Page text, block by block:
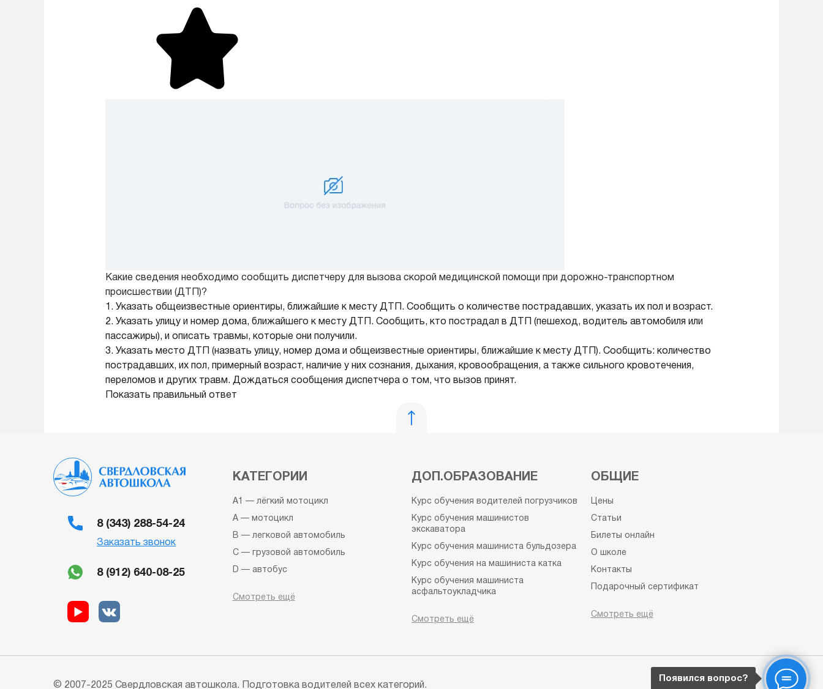
Какие сведения необходимо сообщить диспетчеру для вызова скорой медицинской помощи при дорожно-транспортном
происшествии (ДТП)?
1. Указать общеизвестные ориентиры, ближайшие к месту ДТП. Сообщить о количестве пострадавших, указать их пол и возраст.
2. Указать улицу и номер дома, ближайшего к месту ДТП. Сообщить, кто пострадал в ДТП (пешеход, водитель автомобиля или
пассажиры), и описать травмы, которые они получили.
3. Указать место ДТП (назвать улицу, номер дома и общеизвестные ориентиры, ближайшие к месту ДТП). Сообщить: количество
пострадавших, их пол, примерный возраст, наличие у них сознания, дыхания, кровообращения, а также сильного кровотечения,
переломов и других травм. Дождаться сообщения диспетчера о том, что вызов принят.
Показать правильный ответ
8 (343) 288-54-24
Заказать звонок
8 (912) 640-08-25
КАТЕГОРИИ
A1 — лёгкий мотоцикл
A — мотоцикл
B — легковой автомобиль
C — грузовой автомобиль
D — автобус
CE — грузовой автомобиль с
Автошкола выходного дня
Смотреть ещё
ДОП.ОБРАЗОВАНИЕ
Курс обучения водителей погрузчиков
Курс обучения машинистов
экскаватора
Курс обучения машиниста бульдозера
Курс обучения на машиниста катка
Курс обучения машиниста
асфальтоукладчика
автогрейдера
Судовождение
Смотреть ещё
ОБЩИЕ
Цены
Статьи
Билеты онлайн
О школе
Контакты
Подарочный сертификат
Политика конфиденциальности
Смотреть ещё
© 2007-2025 Свердловская автошкола. Подготовка водителей всех категорий.
Появился вопрос?